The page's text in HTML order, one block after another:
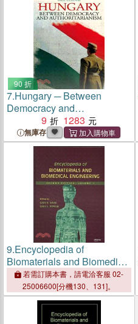
90 折
7.Hungary ─ Between
Democracy and
Authoritarianism
9 1283
無庫存
9.Encyclopedia of
Biomaterials and Biomedical
Engineering
若需訂購本書，請電洽客服 02-
25006600[分機130、131]。